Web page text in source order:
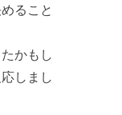
ること
かもし
しまし